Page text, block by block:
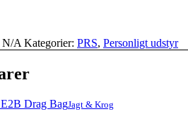
N/A Kategorier: PRS, Personligt udstyr
Jagt & Krog